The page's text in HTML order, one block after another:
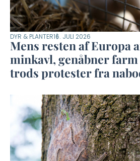
DYR & PLANTER16. JULI 2026
Mens resten af Europa
minkavl, genåbner
trods protester fra